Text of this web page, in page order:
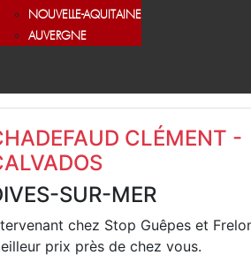
NOUVELLE-AQUITAINE
AUVERGNE
CLÉMENT -
SUR-MER
chez Stop Guêpes et
prix près de chez vous.